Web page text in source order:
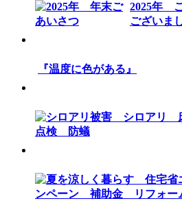
2025年
ございま
『温度に色がある』